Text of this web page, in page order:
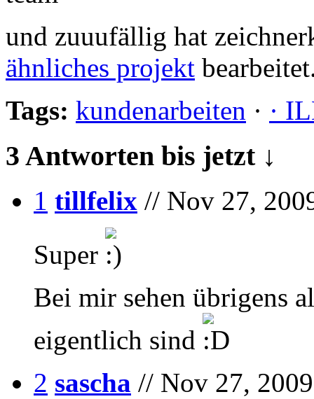
und zuuufällig hat
ähnliches projekt
Tags: kundenarbeiten · ·
3 Antworten bis jetzt ↓
1 tillfelix // Nov 27,
Super
Bei mir sehen übrigens
eigentlich sind
2 sascha // Nov 27,